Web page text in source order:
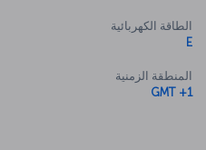
الطاقة الكهربائية
E
المنطقة الزمنية
GMT +1